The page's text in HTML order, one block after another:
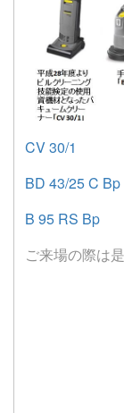
CV 30/1
BD 43/25 C Bp
B 95 RS Bp
ご来場の際は